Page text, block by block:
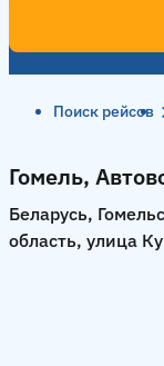
Поиск рейсов
Гомель,
Беларусь,
область, улица